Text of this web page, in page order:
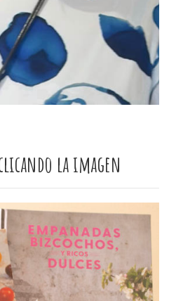
clicando la imagen